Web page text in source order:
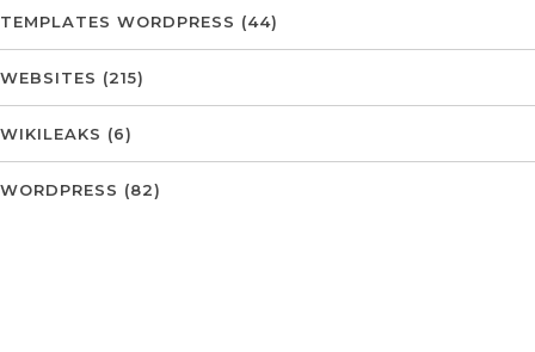
TEMPLATES WORDPRESS (44)
WEBSITES (215)
WIKILEAKS (6)
WORDPRESS (82)